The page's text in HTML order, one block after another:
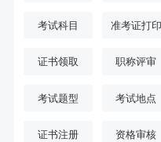
考试科目 准考证打印
证书领取 职称评审
考试题型 考试地点
证书注册 资格审核